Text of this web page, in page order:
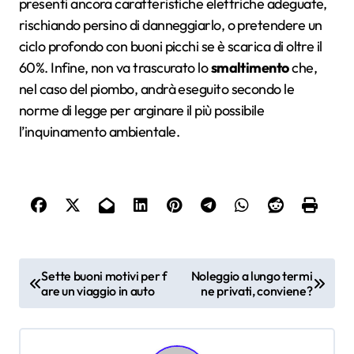
rischiando persino di danneggiarlo, o pretendere un
ciclo profondo con buoni picchi se è scarica di oltre il
60%. Infine, non va trascurato losmaltimentoche,
nel caso del piombo, andrà eseguito secondo le
norme di legge per arginare il più possibile
l’inquinamento ambientale.
v
Sette buoni motivi per f
are un viaggio in auto
Noleggio a lungo termi
ne privati, conviene?